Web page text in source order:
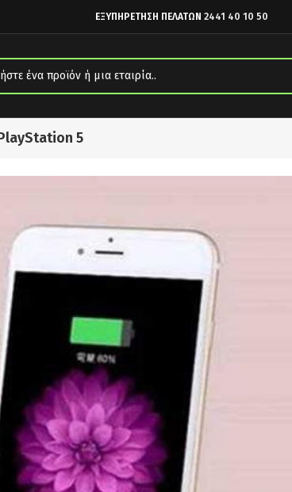
ΕΞΥΠΗΡΕΤΗΣΗ ΠΕΛΑΤΩΝ 2441 40 10 50
5
ΦΟΡΤΙΣΤΗΣ ΑΛΟΥΜΙΝΙΟΥ ΡΟΖ